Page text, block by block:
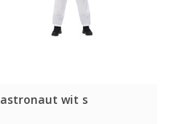
astronaut wit s